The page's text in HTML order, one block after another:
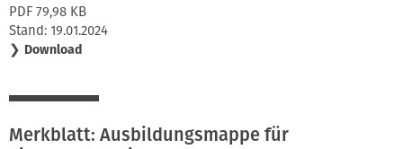
PDF 79,98 KB
Stand: 19.01.2024
❯ Download
Merkblatt: Ausbildungsmappe für